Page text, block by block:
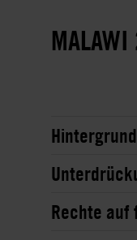
Hintergrund
Rechte auf